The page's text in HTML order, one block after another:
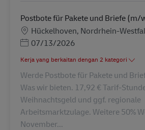
Postbote für Pakete und Briefe (m/
LokasiHückelhoven, Nordrhein-
Posted Date
07/13/2026
Kerja yang berkaitan dengan 2 kategori
Werde Postbote für Pakete und
Was wir bieten. 17,92 € Tarif-
Weihnachtsgeld und ggf. regionale
Arbeitsmarktzulage. Weitere 50%
November...